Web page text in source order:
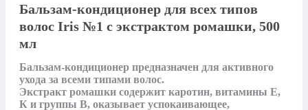
Бальзам-кондиционер для всех типов
волос Iris №1 с экстрактом ромашки, 500
мл
Бальзам-кондиционер предназначен для активного
ухода за всеми типами волос.
Экстракт ромашки содержит каротин, витамины Е,
К и группы В, оказывает успокаивающее,